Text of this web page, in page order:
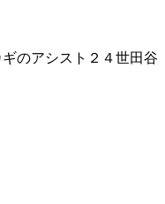
のアシスト２４世田谷